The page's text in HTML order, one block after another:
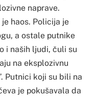
naprave.
haos. Policija je
a ostale putnike
i naših ljudi, čuli su
na eksplozivnu
Putnici koji su bili na
je pokušavala da